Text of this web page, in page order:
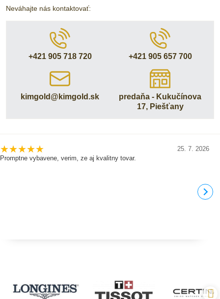
Neváhajte nás kontaktovať:
+421 905 718 720 +421 905 657 700
kimgold​@kimgold​.sk
predaňa - Kukučínova
17, Piešťany
25. 7. 2026
Promptne vybavene, verim, ze aj kvalitny tovar.